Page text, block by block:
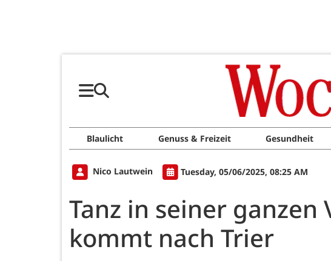
Blaulicht Genuss & Freizeit Gesundheit
Nico Lautwein Tuesday, 05/06/2025, 08:25 AM
Tanz in seiner ganzen
kommt nach Trier